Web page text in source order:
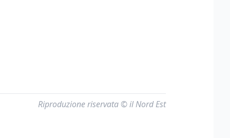
Riproduzione riservata © il Nord Est